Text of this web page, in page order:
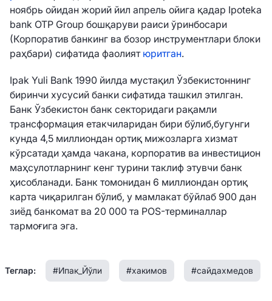
ноябрь ойидан жорий йил апрель ойига қадар Ipoteka
bank OTP Group бошқаруви раиси ўринбосари
(Корпоратив банкинг ва бозор инструментлари блоки
раҳбари) сифатида фаолият юритган.
Ipak Yuli Bank 1990 йилда мустақил Ўзбекистоннинг
биринчи хусусий банки сифатида ташкил этилган.
Банк Ўзбекистон банк секторидаги рақамли
трансформация етакчиларидан бири бўлиб,бугунги
кунда 4,5 миллиондан ортиқ мижозларга хизмат
кўрсатади ҳамда чакана, корпоратив ва инвестицион
маҳсулотларнинг кенг турини таклиф этувчи банк
ҳисобланади. Банк томонидан 6 миллиондан ортиқ
карта чиқарилган бўлиб, у мамлакат бўйлаб 900 дан
зиёд банкомат ва 20 000 та POS-терминаллар
тармоғига эга.
Теглар: #Ипак_Йўли #хакимов #сайдахмедов